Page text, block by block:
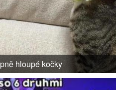
hloupé kočky